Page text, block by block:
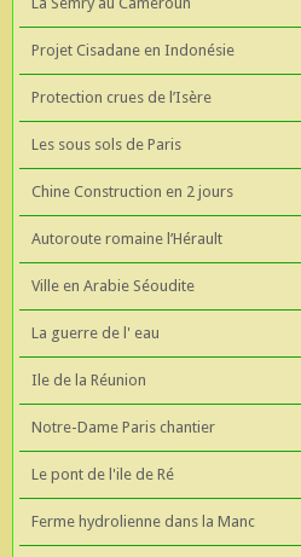
Projet Cisadane en Indonésie
Protection crues de l’Isère
Les sous sols de Paris
Chine Construction en 2 jours
Autoroute romaine l’Hérault
Ville en Arabie Séoudite
La guerre de l' eau
Ile de la Réunion
Notre-Dame Paris chantier
Le pont de l'ile de Ré
Ferme hydrolienne dans la Manc